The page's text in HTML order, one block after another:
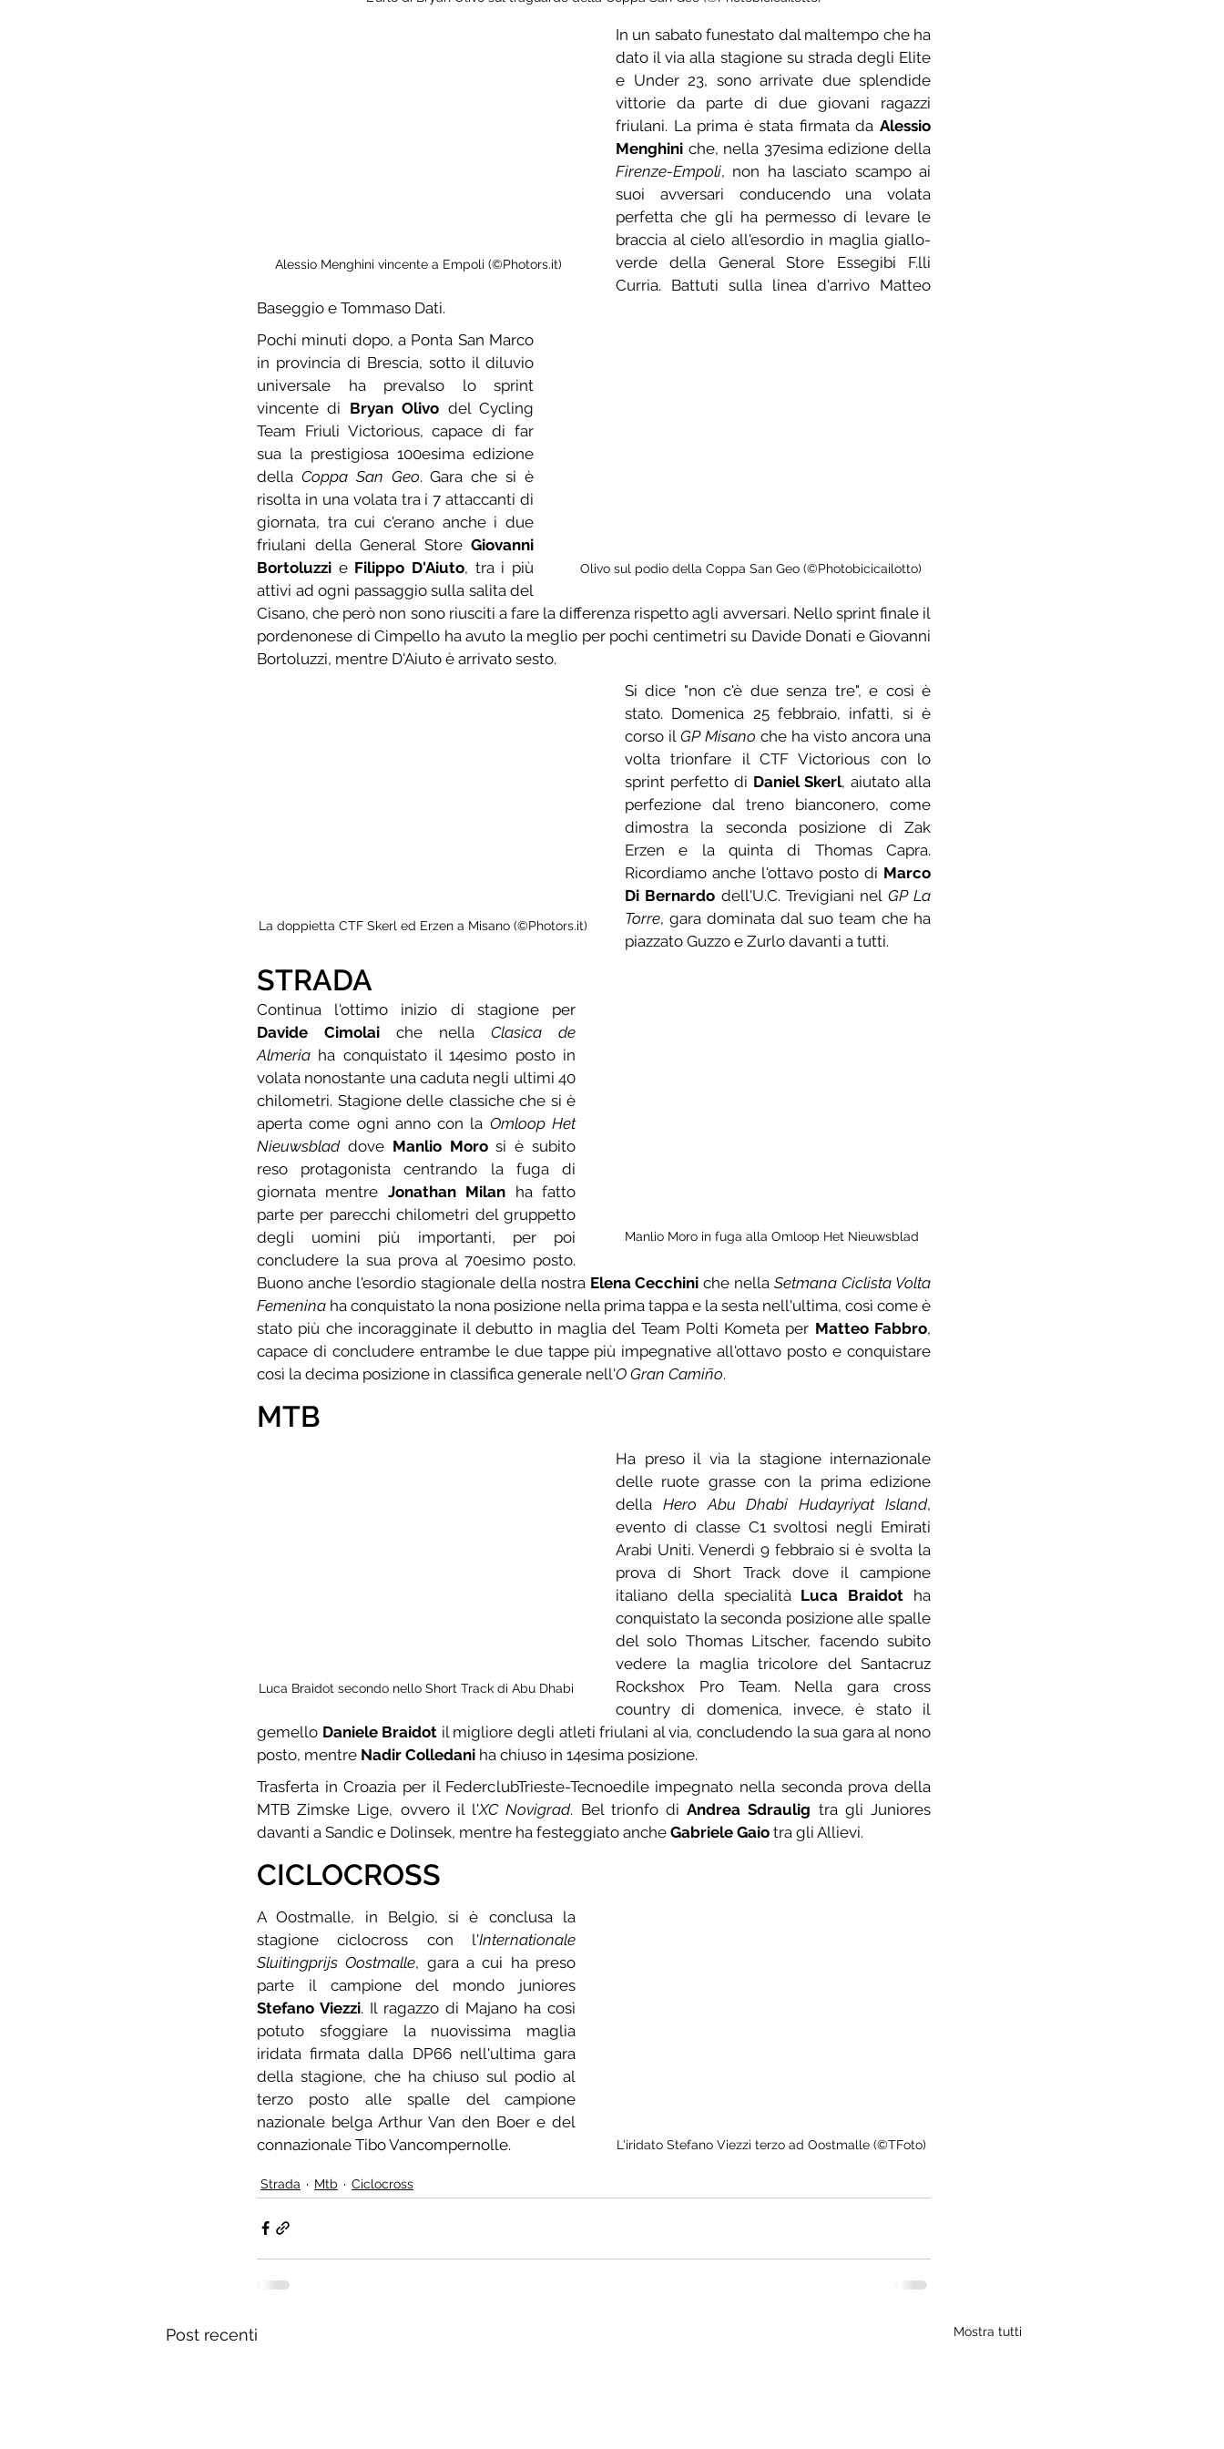
Alessio Menghini vincente a Empoli (©Photors.it)
In un sabato funestato dal maltempo che ha
dato il via alla stagione su strada degli Elite
e Under 23, sono arrivate due splendide
vittorie da parte di due giovani ragazzi
friulani. La prima è stata firmata da Alessio
Menghini
Firenze-Empoli, non ha lasciato scampo ai
suoi avversari conducendo una volata
perfetta che gli ha permesso di levare le
braccia al cielo all'esordio in maglia giallo-
verde della General Store Essegibi F.lli
Curria. Battuti sulla linea d'arrivo Matteo
Baseggio e Tommaso Dati.
Olivo sul podio della Coppa San Geo (©Photobicicailotto)
Pochi minuti dopo, a Ponta San Marco
in provincia di Brescia, sotto il diluvio
universale ha prevalso lo sprint
vincente di Bryan Olivo del Cycling
Team Friuli Victorious, capace di far
sua la prestigiosa 100esima edizione
della Coppa San Geo. Gara che si è
risolta in una volata tra i 7 attaccanti di
giornata, tra cui c'erano anche i due
friulani della General Store Giovanni
Bortoluzzi e Filippo D'Aiuto, tra i più
attivi ad ogni passaggio sulla salita del
Cisano, che però non sono riusciti a fare la differenza rispetto agli avversari. Nello sprint finale il
pordenonese di Cimpello ha avuto la meglio per pochi centimetri su Davide Donati e Giovanni
Bortoluzzi, mentre D'Aiuto è arrivato sesto.
La doppietta CTF Skerl ed Erzen a Misano (©Photors.it)
Si dice "non c'è due senza tre", e così è
stato. Domenica 25 febbraio, infatti, si è
corso il GP Misano che ha visto ancora una
volta trionfare il CTF Victorious con lo
sprint perfetto di Daniel Skerl, aiutato alla
perfezione dal treno bianconero, come
dimostra la seconda posizione di Zak
Erzen e la quinta di Thomas Capra.
Ricordiamo anche l'ottavo posto di Marco
Di Bernardo dell'U.C. Trevigiani nel GP La
Torre, gara dominata dal suo team che ha
piazzato Guzzo e Zurlo davanti a tutti.
STRADA
Manlio Moro in fuga alla Omloop Het Nieuwsblad
Davide Cimolai che nella Clasica de
Almeria ha conquistato il 14esimo posto in
volata nonostante una caduta negli ultimi 40
chilometri. Stagione delle classiche che si è
aperta come ogni anno con la Omloop Het
Nieuwsblad dove Manlio Moro si è subito
reso protagonista centrando la fuga di
giornata mentre Jonathan Milan ha fatto
parte per parecchi chilometri del gruppetto
degli uomini più importanti, per poi
concludere la sua prova al 70esimo posto.
Buono anche l'esordio stagionale della nostra Elena Cecchini che nella Setmana Ciclista Volta
Femenina ha conquistato la nona posizione nella prima tappa e la sesta nell'ultima, così come è
stato più che incoragginate il debutto in maglia del Team Polti Kometa per Matteo Fabbro,
capace di concludere entrambe le due tappe più impegnative all'ottavo posto e conquistare
così la decima posizione in classifica generale nell'O Gran Camiño.
MTB
Luca Braidot secondo nello Short Track di Abu Dhabi
Ha preso il via la stagione internazionale
delle ruote grasse con la prima edizione
della Hero Abu Dhabi Hudayriyat Island,
evento di classe C1 svoltosi negli Emirati
Arabi Uniti. Venerdì 9 febbraio si è svolta la
prova di Short Track dove il campione
italiano della specialità Luca Braidot ha
conquistato la seconda posizione alle spalle
del solo Thomas Litscher, facendo subito
vedere la maglia tricolore del Santacruz
Rockshox Pro Team. Nella gara cross
country di domenica, invece, è stato il
gemello Daniele Braidot il migliore degli atleti friulani al via, concludendo la sua gara al nono
posto, mentre Nadir Colledani ha chiuso in 14esima posizione.
Trasferta in Croazia per il FederclubTrieste-Tecnoedile impegnato nella seconda prova della
MTB Zimske Lige, ovvero il l'XC Novigrad. Bel trionfo di Andrea Sdraulig tra gli Juniores
davanti a Sandic e Dolinsek, mentre ha festeggiato anche Gabriele Gaio tra gli Allievi.
CICLOCROSS
L'iridato Stefano Viezzi terzo ad Oostmalle (©TFoto)
A Oostmalle, in Belgio, si è conclusa la
stagione ciclocross con l'Internationale
Sluitingprijs Oostmalle, gara a cui ha preso
Stefano Viezzi. Il ragazzo di Majano ha così
potuto sfoggiare la nuovissima maglia
iridata firmata dalla DP66 nell'ultima gara
della stagione, che ha chiuso sul podio al
terzo posto alle spalle del campione
nazionale belga Arthur Van den Boer e del
connazionale Tibo Vancompernolle.
Strada Mtb Ciclocross
Post recenti Mostra tutti